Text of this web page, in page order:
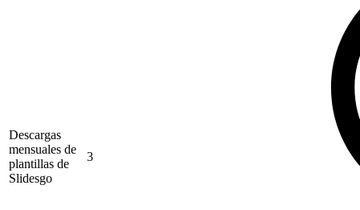
Descargas
mensuales de
plantillas de
Slidesgo
3